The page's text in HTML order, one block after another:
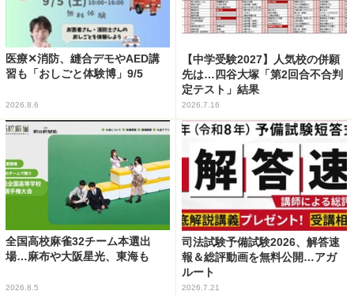
医療✕消防、縫合デモやAED講
習も「おしごと体験博」9/5
2026.8.6
【中学受験2027】人気校の併願
先は…四谷大塚「第2回合不合判
定テスト」結果
2026.7.16
全国高校麻雀32チーム本選出
場…麻布や大阪星光、東海も
2026.8.5
司法試験予備試験2026、解答速
報＆総評動画を無料公開…アガ
ルート
2026.7.21